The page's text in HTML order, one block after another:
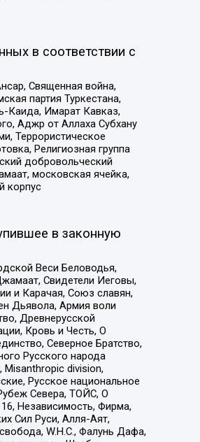
в соответствии с
Священная война,
партия Туркестана,
Каида, Имарат Кавказ,
Аджр от Аллаха Субхану
Террористическое
Религиозная группа
добровольческий
московская ячейка,
корпус
в законную
Веси Беловодья,
Свидетели Иеговы,
и Карачая, Союз славян,
Дьявола, Армия воли
Древнерусской
Кровь и Честь, О
Северное Братство,
Русского народа
division,
Русское национальное
Севера, ТОЙС, О
Независимость, Фирма,
Сил Руси, Алля-Аят,
W.H.С., Фалунь Дафа,